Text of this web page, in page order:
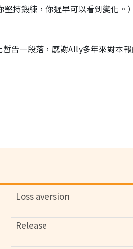
持鍛練，你遲早可以看到變化。
告一段落，感謝Ally多年來對本
Loss aversion
Release